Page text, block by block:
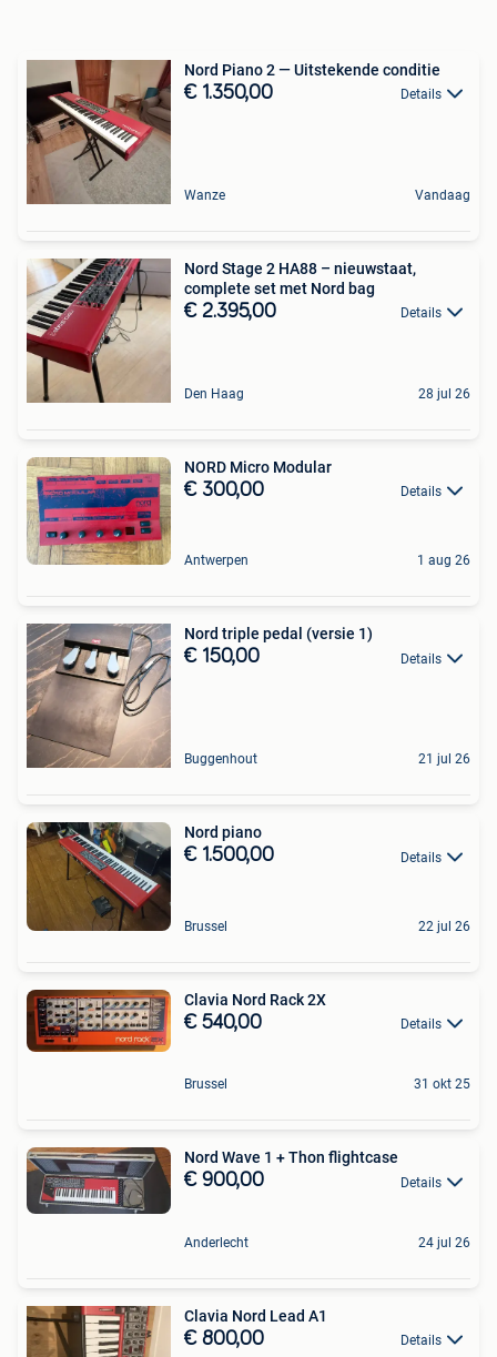
Nord Piano 2 — Uitstekende conditie
€ 1.350,00 Details
Wanze Vandaag
Nord Stage 2 HA88 – nieuwstaat,
complete set met Nord bag
€ 2.395,00 Details
Den Haag 28 jul 26
NORD Micro Modular
€ 300,00 Details
Antwerpen 1 aug 26
Nord triple pedal (versie 1)
€ 150,00 Details
Buggenhout 21 jul 26
Nord piano
€ 1.500,00 Details
Brussel 22 jul 26
Clavia Nord Rack 2X
€ 540,00 Details
Brussel 31 okt 25
Nord Wave 1 + Thon flightcase
€ 900,00 Details
Anderlecht 24 jul 26
Clavia Nord Lead A1
€ 800,00 Details